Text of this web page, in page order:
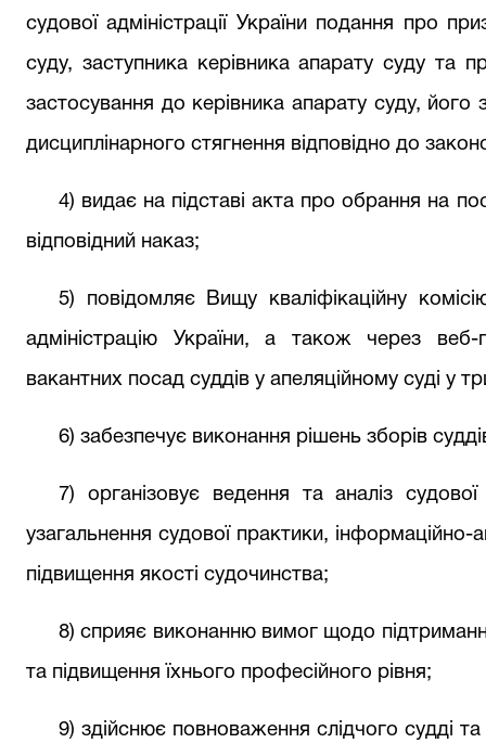
судової адміністрації України подання про
суду, заступника керівника апарату суду та
застосування до керівника апарату суду,
дисциплінарного стягнення відповідно до
4) видає на підставі акта про обрання на
відповідний наказ;
5) повідомляє Вищу кваліфікаційну
адміністрацію України, а також через
вакантних посад суддів у апеляційному суді у
6) забезпечує виконання рішень зборів
7) організовує ведення та аналіз
узагальнення судової практики, інформаційно-
підвищення якості судочинства;
8) сприяє виконанню вимог щодо
та підвищення їхнього професійного рівня;
9) здійснює повноваження слідчого судді